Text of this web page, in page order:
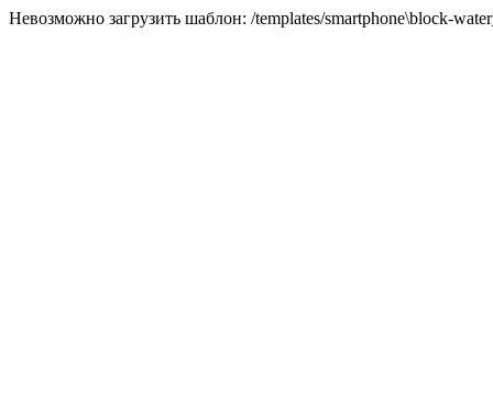
Невозможно загрузить шаблон: /templates/smartphone\block-